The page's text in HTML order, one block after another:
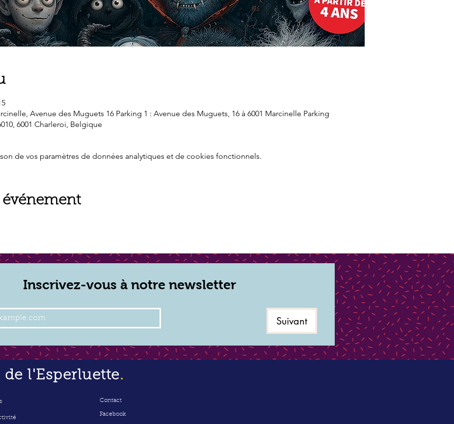
Avenue des Muguets 16 Parking 1 : Avenue des Muguets, 16 à 6001 Marcinelle Parking
6001 Charleroi, Belgique
de vos paramètres de données analytiques et de cookies fonctionnels.
événement
Inscrivez-vous à notre newsletter
Suivant
l'Esperluette.
Contact
Facebook